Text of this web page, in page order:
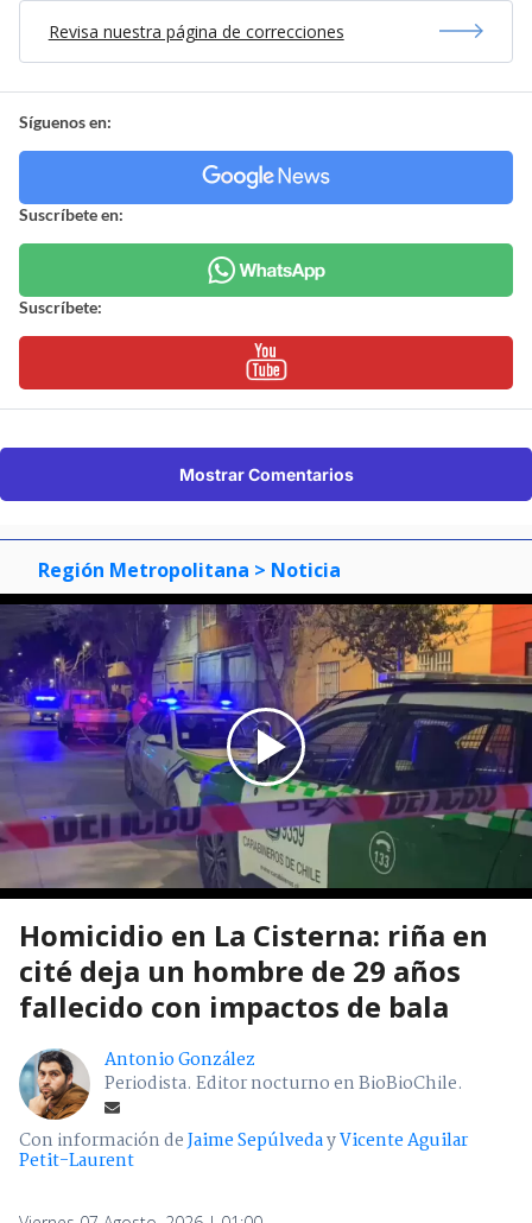
Revisa nuestra página de correcciones
Síguenos en:
Suscríbete en:
Suscríbete:
Mostrar Comentarios
Región Metropolitana > Noticia
Homicidio en La Cisterna: riña en
cité deja un hombre de 29 años
fallecido con impactos de bala
Antonio González
Periodista. Editor nocturno en BioBioChile.
Con información deJaime SepúlvedayVicente Aguilar
Petit-Laurent